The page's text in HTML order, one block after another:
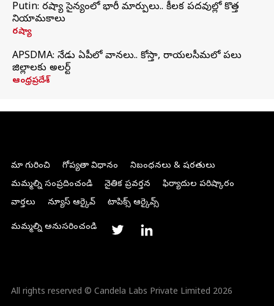
Putin: రష్యా సైన్యంలో భారీ మార్పులు.. కీలక పదవుల్లో కొత్త
నియామకాలు
రష్యా
APSDMA: నేడు ఏపీలో వానలు.. కోస్తా, రాయలసీమలో పలు
జిల్లాలకు అలర్ట్
ఆంధ్రప్రదేశ్
మా గురించి గోప్యతా విధానం
నిబంధనలు & షరతులు
మమ్మల్ని సంప్రదించండి
నైతిక ప్రవర్తన
ఫిర్యాదుల పరిష్కారం
వార్తలు
న్యూస్ ఆర్కైవ్ టాపిక్స్ ఆర్కైవ్స్
మమ్మల్ని అనుసరించండి
All rights reserved © Candela Labs Private Limited 2026